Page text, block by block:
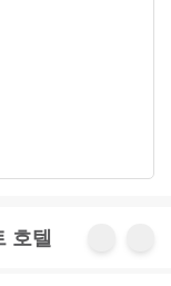
호텔